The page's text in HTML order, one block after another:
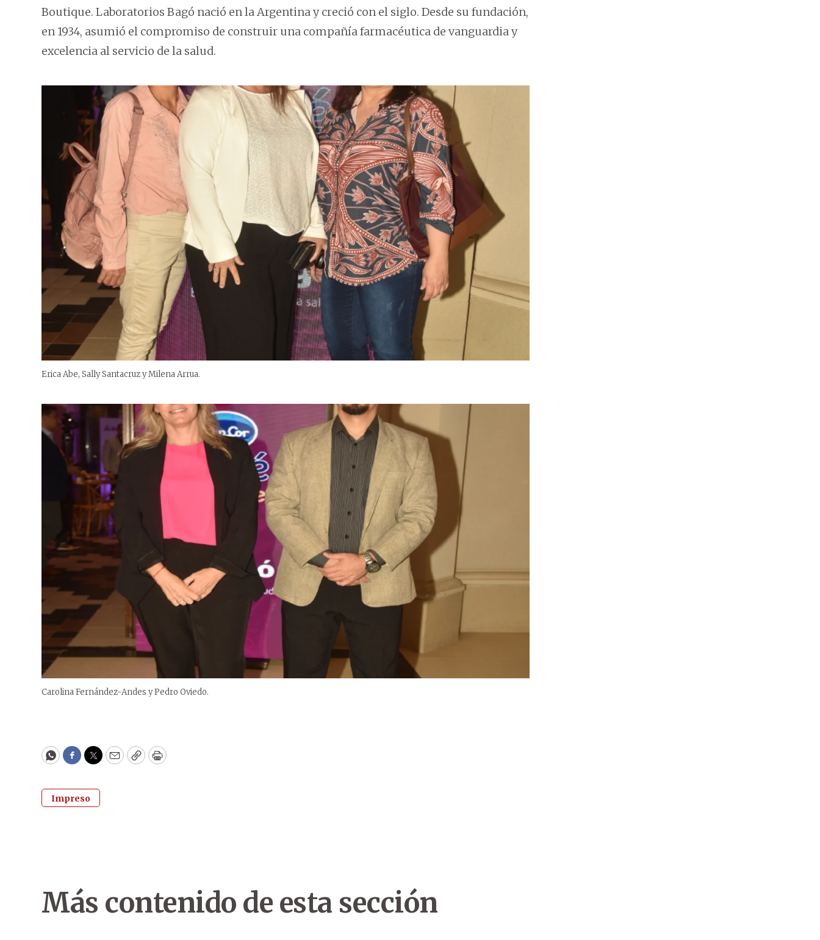
Boutique. Laboratorios Bagó nació en la Argentina y creció con el siglo. Desde su fundación,
en 1934, asumió el compromiso de construir una compañía farmacéutica de vanguardia y
excelencia al servicio de la salud.
Erica Abe, Sally Santacruz y Milena Arrua.
Carolina Fernández-Andes y Pedro Oviedo.
WhatsApp
Facebook
Twitter
EmailCopyPrint
Impreso
Más contenido de esta sección